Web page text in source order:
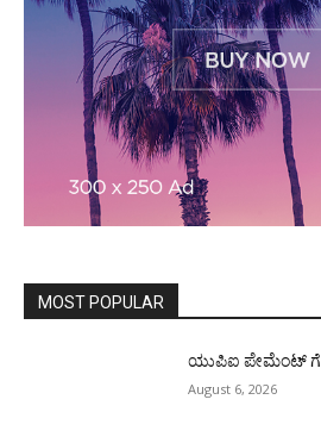
MOST POPULAR
ಯುಪಿಐ ಪೇಮೆಂಟ್ ಗೆ
August 6, 2026